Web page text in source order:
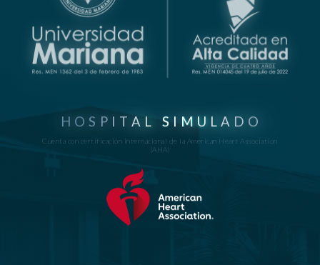
H O S P I T A L S I M U L A D O
Cuenta con certificación internacional de la American Heart Association
(AHA)